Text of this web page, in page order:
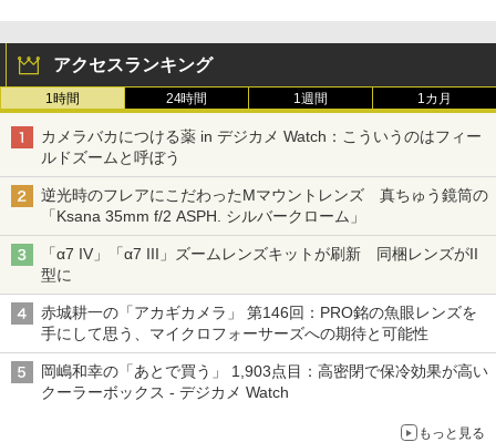
アクセスランキング
1時間 24時間 1週間 1カ月
カメラバカにつける薬 in デジカメ Watch：こういうのはフィー
ルドズームと呼ぼう
逆光時のフレアにこだわったMマウントレンズ 真ちゅう鏡筒の
「Ksana 35mm f/2 ASPH. シルバークローム」
「α7 IV」「α7 III」ズームレンズキットが刷新 同梱レンズがII
型に
赤城耕一の「アカギカメラ」 第146回：PRO銘の魚眼レンズを
手にして思う、マイクロフォーサーズへの期待と可能性
岡嶋和幸の「あとで買う」 1,903点目：高密閉で保冷効果が高い
クーラーボックス - デジカメ Watch
もっと見る